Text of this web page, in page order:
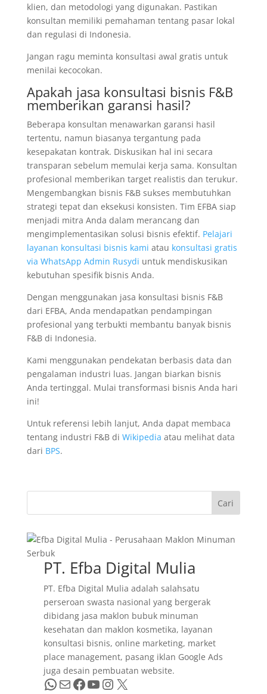
klien, dan metodologi yang digunakan. Pastikan
konsultan memiliki pemahaman tentang pasar lokal
dan regulasi di Indonesia.
Jangan ragu meminta konsultasi awal gratis untuk
menilai kecocokan.
Apakah jasa konsultasi bisnis F&B
memberikan garansi hasil?
Beberapa konsultan menawarkan garansi hasil
tertentu, namun biasanya tergantung pada
kesepakatan kontrak. Diskusikan hal ini secara
transparan sebelum memulai kerja sama. Konsultan
profesional memberikan target realistis dan terukur.
Mengembangkan bisnis F&B sukses membutuhkan
strategi tepat dan eksekusi konsisten. Tim EFBA siap
menjadi mitra Anda dalam merancang dan
mengimplementasikan solusi bisnis efektif. Pelajari
layanan konsultasi bisnis kami atau konsultasi gratis
via WhatsApp Admin Rusydi untuk mendiskusikan
kebutuhan spesifik bisnis Anda.
Dengan menggunakan jasa konsultasi bisnis F&B
dari EFBA, Anda mendapatkan pendampingan
profesional yang terbukti membantu banyak bisnis
F&B di Indonesia.
Kami menggunakan pendekatan berbasis data dan
pengalaman industri luas. Jangan biarkan bisnis
Anda tertinggal. Mulai transformasi bisnis Anda hari
ini!
Untuk referensi lebih lanjut, Anda dapat membaca
tentang industri F&B di Wikipedia atau melihat data
dari BPS.
Cari
PT. Efba Digital Mulia
PT. Efba Digital Mulia adalah salahsatu
perseroan swasta nasional yang bergerak
dibidang jasa maklon bubuk minuman
kesehatan dan maklon kosmetika, layanan
konsultasi bisnis, online marketing, market
place management, pasang iklan Google Ads
juga desain pembuatan website.
WhatsApp Mail Facebook YouTube InstagramX